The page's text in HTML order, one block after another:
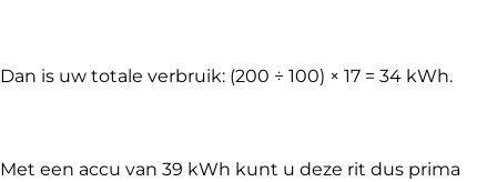
Dan is uw totale verbruik: (200 ÷ 100) × 17 = 34 kWh.
Met een accu van 39 kWh kunt u deze rit dus prima